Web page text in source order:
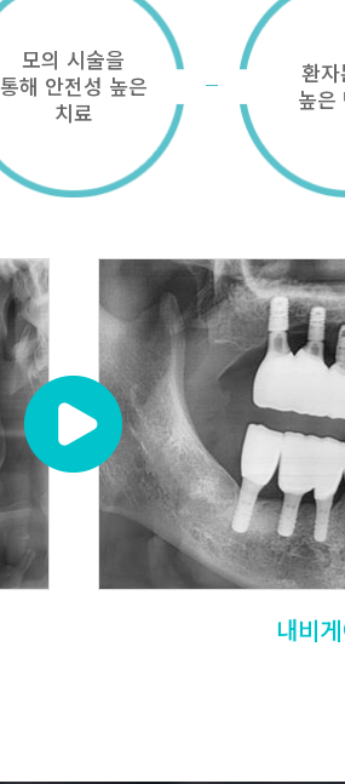
모의 시술을
통해 안전성 높은
치료
환
높은
내비